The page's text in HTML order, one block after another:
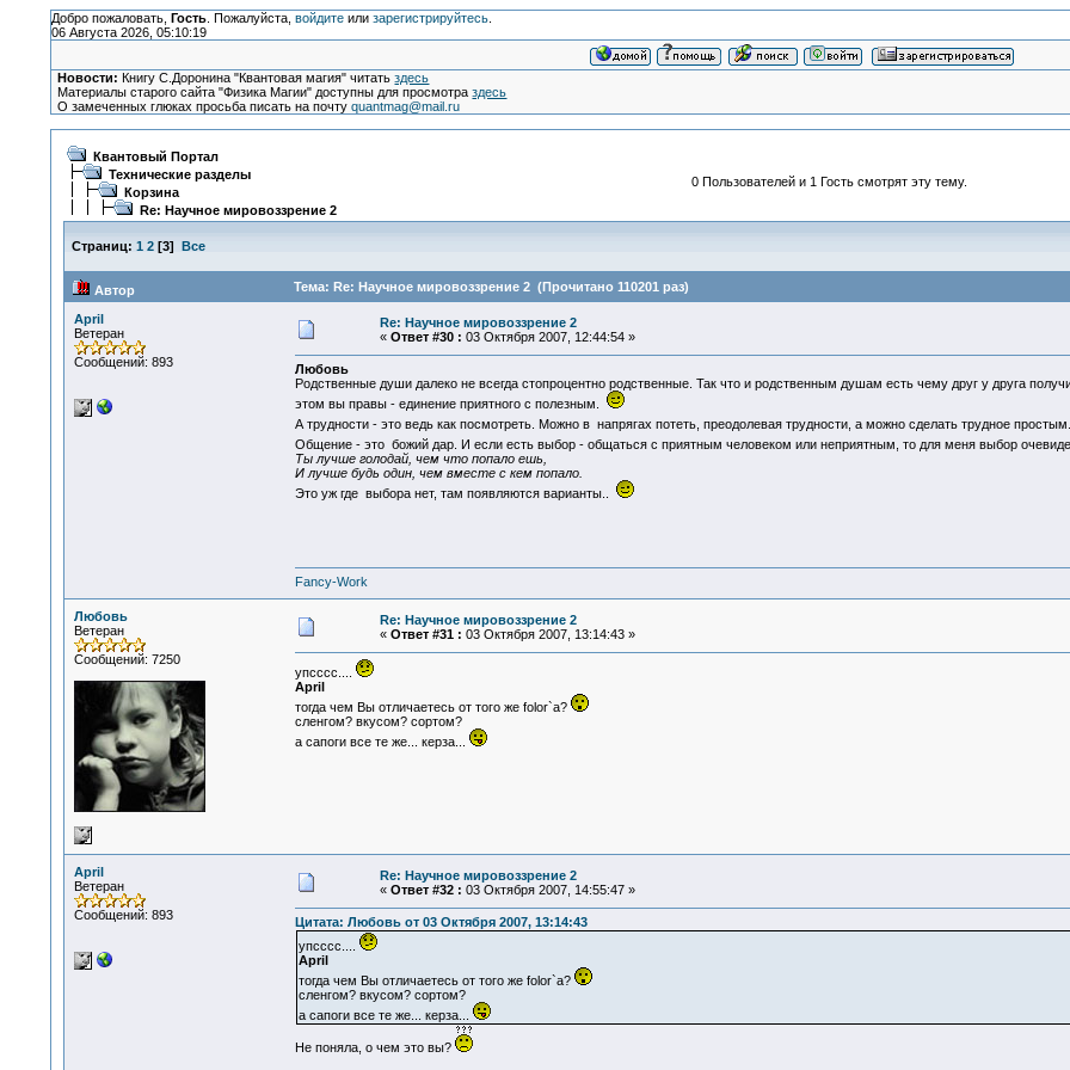
Добро пожаловать, Гость. Пожалуйста, войдитеили зарегистрируйтесь.
06 Августа 2026, 05:10:19
Новости: Книгу С.Доронина "Квантовая магия" читатьздесь
Материалы старого сайта "Физика Магии" доступны для просмотраздесь
О замеченных глюках просьба писать на почтуquantmag@mail.ru
Квантовый Портал
Технические разделы
Корзина
Re: Научное мировоззрение 2
0 Пользователей и 1 Гость смотрят эту тему.
Страниц: 1 2[3] Все
Автор Тема: Re: Научное мировоззрение 2 (Прочитано 110201 раз)
April
Ветеран
Сообщений: 893
Re: Научное мировоззрение 2
« Ответ #30 : 03 Октября 2007, 12:44:54 »
Любовь
Родственные души далеко не всегда стопроцентно родственные. Так что и родственным душам есть чему друг у друга
этом вы правы - единение приятного с полезным.
А трудности - это ведь как посмотреть. Можно в напрягах потеть, преодолевая трудности, а можно сделать трудное
Общение - это божий дар. И если есть выбор - общаться с приятным человеком или неприятным, то для меня выбор
Ты лучше голодай, чем что попало ешь,
И лучше будь один, чем вместе с кем попало.
Это уж где выбора нет, там появляются варианты..
Fancy-Work
Любовь
Ветеран
Сообщений: 7250
Re: Научное мировоззрение 2
« Ответ #31 : 03 Октября 2007, 13:14:43 »
упсссс....
April
тогда чем Вы отличаетесь от того же folor`а?
сленгом? вкусом? сортом?
а сапоги все те же... керза...
April
Ветеран
Сообщений: 893
Re: Научное мировоззрение 2
« Ответ #32 : 03 Октября 2007, 14:55:47 »
Цитата: Любовь от 03 Октября 2007, 13:14:43
упсссс....
April
тогда чем Вы отличаетесь от того же folor`а?
сленгом? вкусом? сортом?
а сапоги все те же... керза...
Не поняла, о чем это вы?